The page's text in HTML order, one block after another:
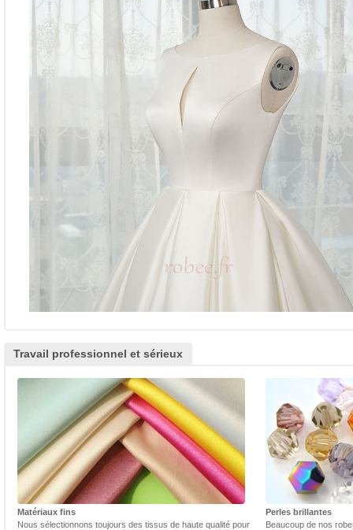
Travail professionnel et sérieux
Matériaux fins
Nous sélectionnons toujours des tissus de haute qualité pour
Perles brillantes
Beaucoup de nos